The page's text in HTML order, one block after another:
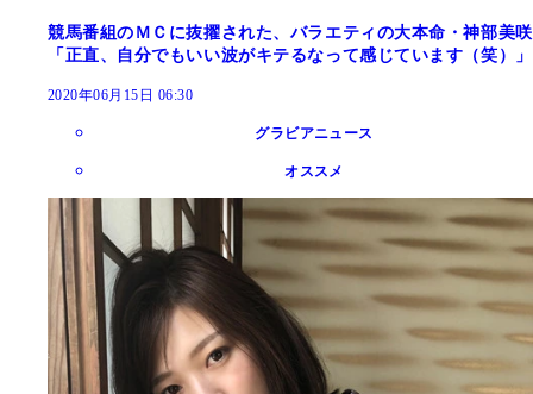
競馬番組のＭＣに抜擢された、バラエティの大本命・神部美咲
「正直、自分でもいい波がキテるなって感じています（笑）」
2020年06月15日 06:30
グラビアニュース
オススメ